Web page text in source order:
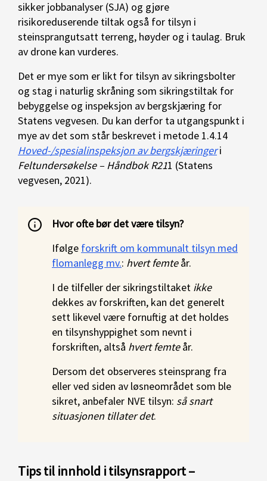
sikker jobbanalyser (SJA) og gjøre
risikoreduserende tiltak også for tilsyn i
steinsprangutsatt terreng, høyder og i taulag. Bruk
av drone kan vurderes.
Det er mye som er likt for tilsyn av sikringsbolter
og stag i naturlig skråning som sikringstiltak for
bebyggelse og inspeksjon av bergskjæring for
Statens vegvesen. Du kan derfor ta utgangspunkt i
mye av det som står beskrevet i metode 1.4.14
Hoved-/spesialinspeksjon av bergskjæringeri
Feltundersøkelse – Håndbok R211 (Statens
vegvesen, 2021).
Hvor ofte bør det være tilsyn?
Ifølge forskrift om kommunalt tilsyn med
flomanlegg mv.: hvert femteår.
I de tilfeller der sikringstiltaket ikke
dekkes av forskriften, kan det generelt
sett likevel være fornuftig at det holdes
en tilsynshyppighet som nevnt i
forskriften, altså hvert femteår.
Dersom det observeres steinsprang fra
eller ved siden av løsneområdet som ble
sikret, anbefaler NVE tilsyn: så snart
situasjonen tillater det.
Tips til innhold i tilsynsrapport –